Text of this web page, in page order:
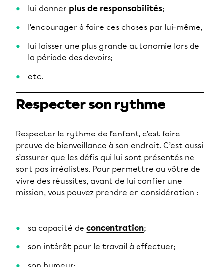
lui donner plus de responsabilités;
l’encourager à faire des choses par lui-même;
lui laisser une plus grande autonomie lors de
la période des devoirs;
etc.
Respecter son rythme
Respecter le rythme de l’enfant, c’est faire
preuve de bienveillance à son endroit. C’est aussi
s’assurer que les défis qui lui sont présentés ne
sont pas irréalistes. Pour permettre au vôtre de
vivre des réussites, avant de lui confier une
mission, vous pouvez prendre en considération :
sa capacité de concentration;
son intérêt pour le travail à effectuer;